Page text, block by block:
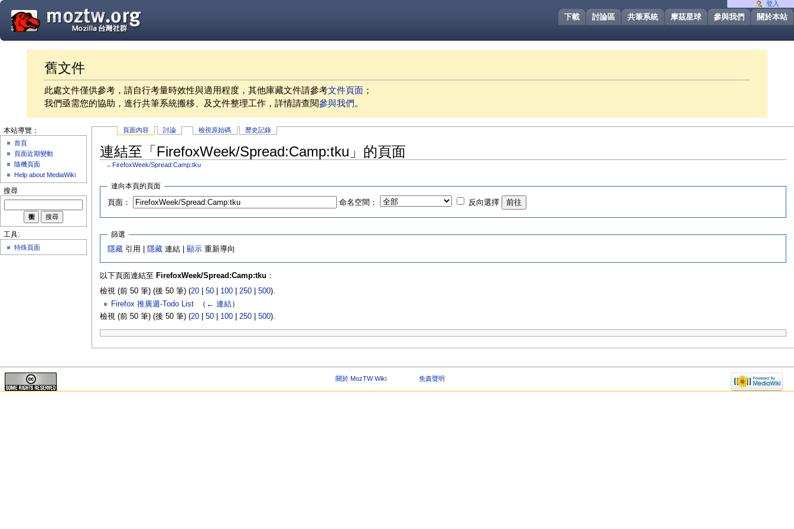
關於本站
參與我們
摩茲星球
共筆系統
討論區
下載
舊文件
此處文件僅供參考，請自行考量時效性與適用程度，其他庫藏文件請參考文件頁面 ；
我們亟需您的協助，進行共筆系統搬移、及文件整理工作，詳情請查閱參與我們。
頁面內容 討論 檢視原始碼 歷史記錄
連結至「FirefoxWeek/Spread:Camp:tku」的頁面
← FirefoxWeek/Spread:Camp:tku
連向本頁的頁面
頁面： 命名空間： 反向選擇
篩選
隱藏 引用 | 隱藏 連結 |顯示 重新導向
以下頁面連結至 FirefoxWeek/Spread:Camp:tku ：
檢視 (前 50 筆) (後 50 筆) (20| 50| 100| 250| 500).
Firefox 推廣週-Todo List‎ （ ← 連結）
檢視 (前 50 筆) (後 50 筆) (20| 50| 100| 250| 500).
登入
本站導覽：
首頁
頁面近期變動
隨機頁面
Help about MediaWiki
搜尋
工具:
特殊頁面
關於 MozTW Wiki 免責聲明